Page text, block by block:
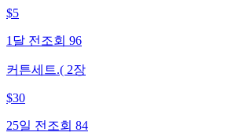
$5
1달 전 조회 96
커튼세트.( 2장
$30
25일 전 조회 84